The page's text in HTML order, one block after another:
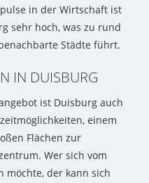
in der Wirtschaft ist
sehr hoch, was zu rund
Städte führt.
IN DUISBURG
ist Duisburg auch
einem
Flächen zur
Wer sich vom
möchte, der kann sich